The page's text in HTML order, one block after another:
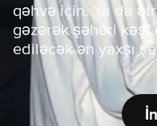
qəhvə için. Ya da
gəzərək şəhəri
ediləcək ən yaxşı